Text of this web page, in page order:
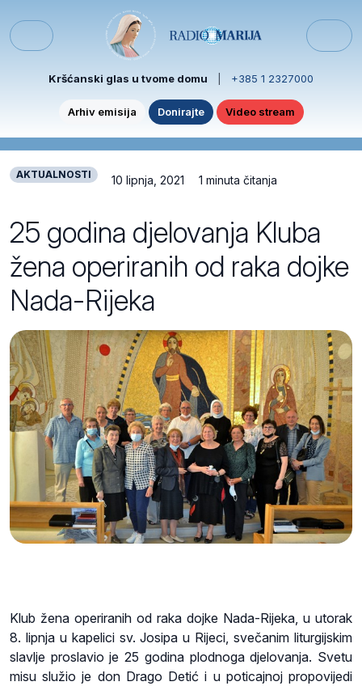
Menu
Kršćanski glas u tvome domu +385 1 2327000
Arhiv emisija Donirajte Video stream
AKTUALNOSTI 10 lipnja, 2021 1 minuta čitanja
25 godina djelovanja Kluba
žena operiranih od raka dojke
Nada-Rijeka
Klub žena operiranih od raka dojke Nada-Rijeka, u utorak
8. lipnja u kapelici sv. Josipa u Rijeci, svečanim liturgijskim
slavlje proslavio je 25 godina plodnoga djelovanja. Svetu
misu služio je don Drago Detić i u poticajnoj propovijedi